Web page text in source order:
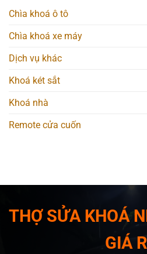
Chìa khoá ô tô
Chìa khoá xe máy
Dịch vụ khác
Khoá két sắt
Khoá nhà
Remote cửa cuốn
THỢ SỬA KHOÁ
GIÁ